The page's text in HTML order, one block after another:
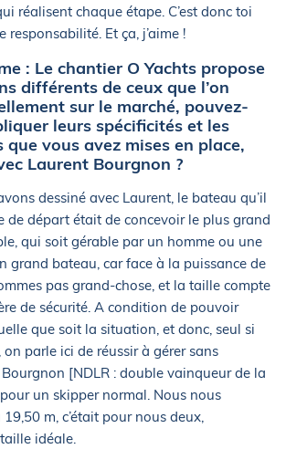
réalisent chaque étape. C’est donc toi
responsabilité. Et ça, j’aime !
: Le chantier O Yachts propose
différents de ceux que l’on
sur le marché, pouvez-
leurs spécificités et les
vous avez mises en place,
Laurent Bourgnon ?
dessiné avec Laurent, le bateau qu’il
de départ était de concevoir le plus grand
qui soit gérable par un homme ou une
grand bateau, car face à la puissance de
pas grand-chose, et la taille compte
de sécurité. A condition de pouvoir
que soit la situation, et donc, seul si
parle ici de réussir à gérer sans
Bourgnon [NDLR : double vainqueur de la
un skipper normal. Nous nous
m, c’était pour nous deux,
idéale.